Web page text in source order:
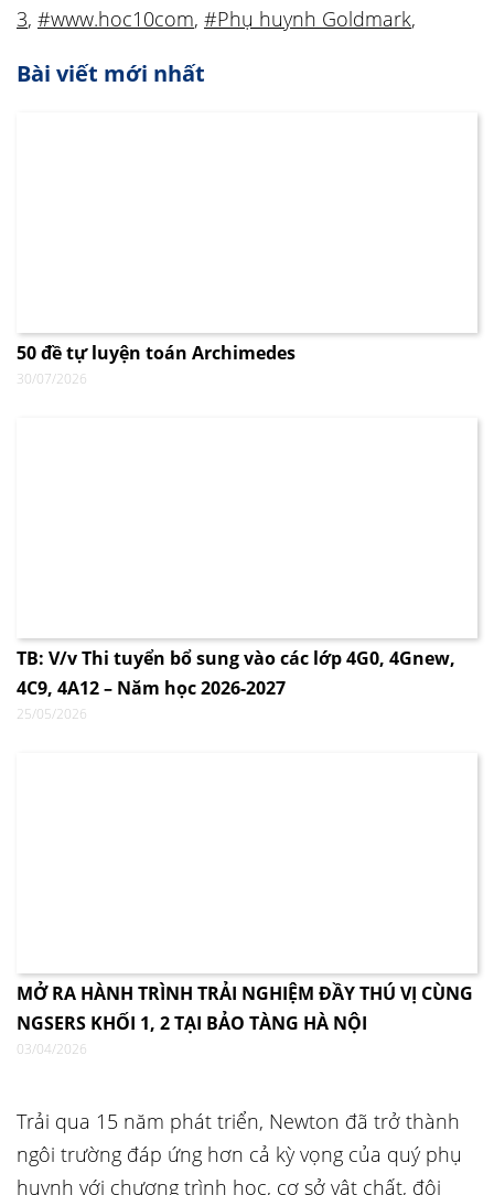
3, #www.hoc10com, #Phụ huynh Goldmark,
Bài viết mới nhất
50 đề tự luyện toán Archimedes
30/07/2026
TB: V/v Thi tuyển bổ sung vào các lớp 4G0, 4Gnew,
4C9, 4A12 – Năm học 2026-2027
25/05/2026
MỞ RA HÀNH TRÌNH TRẢI NGHIỆM ĐẦY THÚ VỊ CÙNG
NGSERS KHỐI 1, 2 TẠI BẢO TÀNG HÀ NỘI
03/04/2026
Trải qua 15 năm phát triển, Newton đã trở thành
ngôi trường đáp ứng hơn cả kỳ vọng của quý phụ
huynh với chương trình học, cơ sở vật chất, đội